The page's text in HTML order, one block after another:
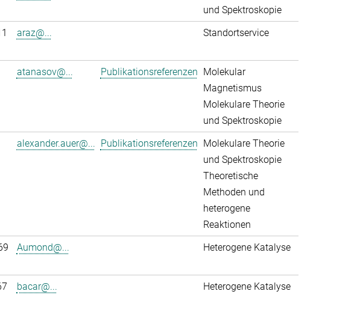
und Spektroskopie
araz@... Standortservice
atanasov@... Publikationsreferenzen Molekular
Magnetismus
Molekulare Theorie
und Spektroskopie
alexander.auer@... Publikationsreferenzen Molekulare Theorie
und Spektroskopie
Theoretische
Methoden und
heterogene
Reaktionen
Aumond@... Heterogene Katalyse
bacar@... Heterogene Katalyse